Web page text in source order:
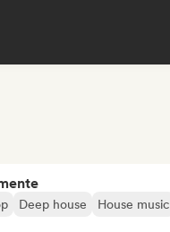
Deep house House music